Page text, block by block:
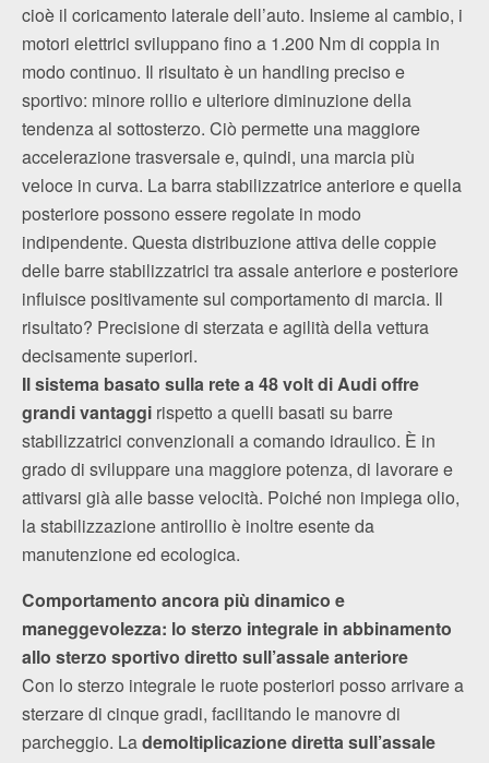
cioè il coricamento laterale dell’auto. Insieme al cambio, i
motori elettrici sviluppano fino a 1.200 Nm di coppia in
modo continuo. Il risultato è un handling preciso e
sportivo: minore rollio e ulteriore diminuzione della
tendenza al sottosterzo. Ciò permette una maggiore
accelerazione trasversale e, quindi, una marcia più
veloce in curva. La barra stabilizzatrice anteriore e quella
posteriore possono essere regolate in modo
indipendente. Questa distribuzione attiva delle coppie
delle barre stabilizzatrici tra assale anteriore e posteriore
influisce positivamente sul comportamento di marcia. Il
risultato? Precisione di sterzata e agilità della vettura
decisamente superiori.
Il sistema basato sulla rete a 48 volt di Audi offre
grandi vantaggi rispetto a quelli basati su barre
stabilizzatrici convenzionali a comando idraulico. È in
grado di sviluppare una maggiore potenza, di lavorare e
attivarsi già alle basse velocità. Poiché non impiega olio,
la stabilizzazione antirollio è inoltre esente da
manutenzione ed ecologica.
Comportamento ancora più dinamico e
maneggevolezza: lo sterzo integrale in abbinamento
allo sterzo sportivo diretto sull’assale anteriore
Con lo sterzo integrale le ruote posteriori posso arrivare a
sterzare di cinque gradi, facilitando le manovre di
parcheggio. Lademoltiplicazione diretta sull’assale